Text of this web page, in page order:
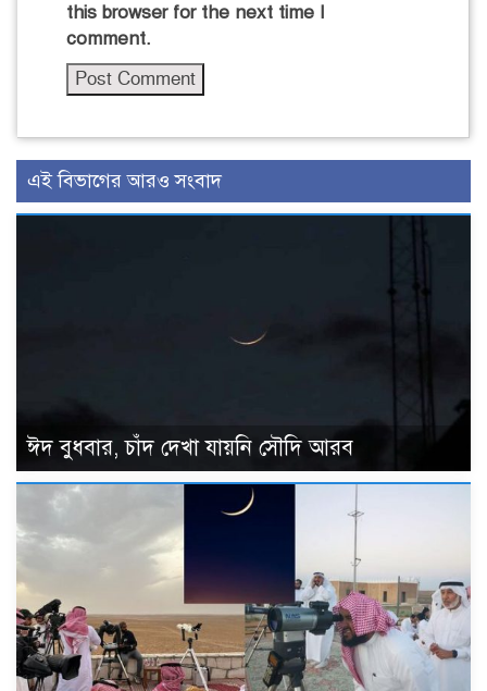
this browser for the next time I
comment.
এই বিভাগের আরও সংবাদ
ঈদ বুধবার, চাঁদ দেখা যায়নি সৌদি আরব